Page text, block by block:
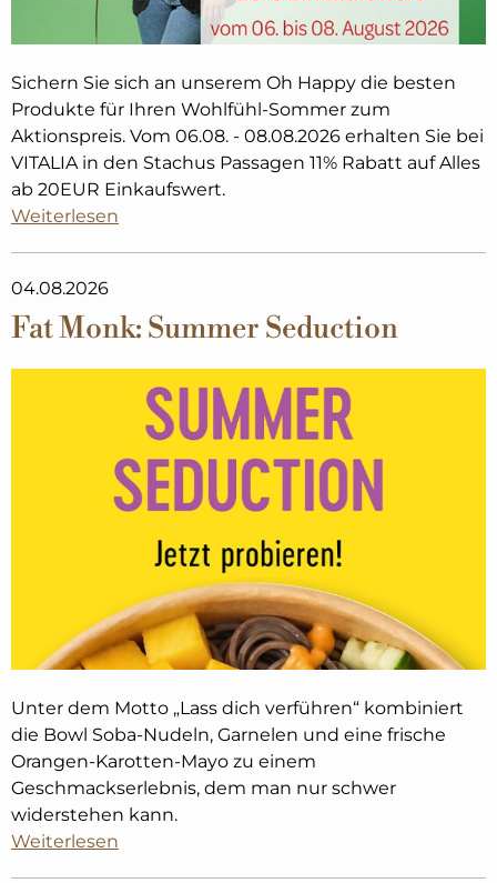
Sichern Sie sich an unserem Oh Happy die besten
Produkte für Ihren Wohlfühl-Sommer zum
Aktionspreis. Vom 06.08. - 08.08.2026 erhalten Sie bei
VITALIA in den Stachus Passagen 11% Rabatt auf Alles
ab 20EUR Einkaufswert.
Weiterlesen
04.08.2026
Fat Monk: Summer Seduction
Unter dem Motto „Lass dich verführen“ kombiniert
die Bowl Soba-Nudeln, Garnelen und eine frische
Orangen-Karotten-Mayo zu einem
Geschmackserlebnis, dem man nur schwer
widerstehen kann.
Weiterlesen